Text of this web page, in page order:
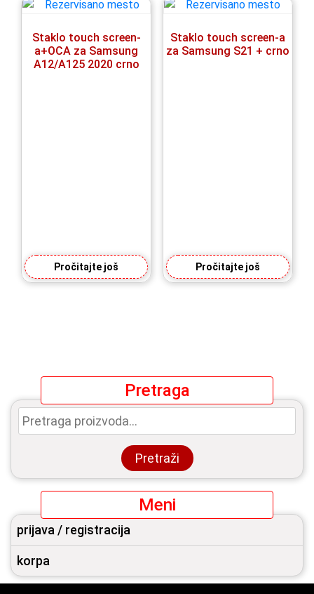
Staklo touch screen-
a+OCA za Samsung
A12/A125 2020 crno
Pročitajte još
Staklo touch screen-a
za Samsung S21 + crno
Pročitajte još
Pretraga
Pretraga
za:
Pretraži
Meni
prijava / registracija
korpa